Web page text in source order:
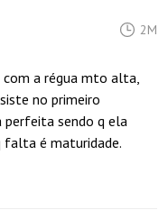
2M
a régua mto alta,
no primeiro
perfeita sendo q ela
falta é maturidade.